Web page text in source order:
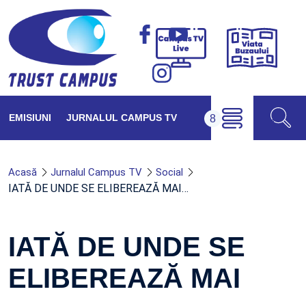
Campus
Viața
EMISIUNI JURNALUL CAMPUS TV
Acasă Jurnalul Campus TV Social
IATĂ DE UNDE SE ELIBEREAZĂ MAI…
IATĂ DE UNDE SE
ELIBEREAZĂ MAI